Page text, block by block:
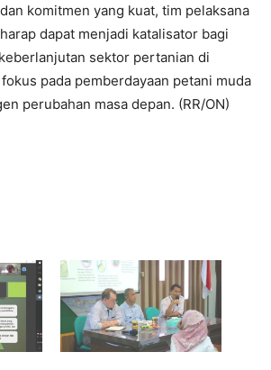
komitmen yang kuat, tim pelaksana
dapat menjadi katalisator bagi
sektor pertanian di
pada pemberdayaan petani muda
perubahan masa depan. (RR/ON)